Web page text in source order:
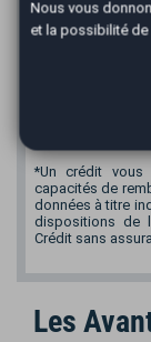
*Un crédit vous
capacités de
données à titre
dispositions de
Crédit sans
Les
Nous vous
et la possibilité de